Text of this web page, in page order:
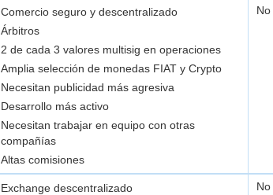
Comercio seguro y descentralizado
Árbitros
2 de cada 3 valores multisig en operaciones
Amplia selección de monedas FIAT y Crypto
Necesitan publicidad más agresiva
Desarrollo más activo
Necesitan trabajar en equipo con otras
compañías
Altas comisiones
No
Exchange descentralizado
No